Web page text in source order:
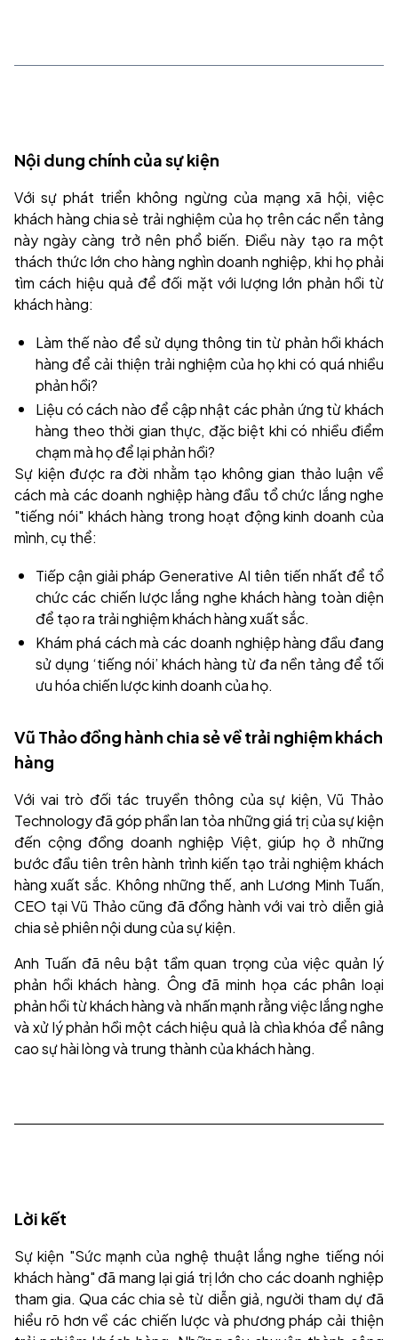
Nội dung chính của sự kiện
Với sự phát triển không ngừng của mạng xã hội, việc
khách hàng chia sẻ trải nghiệm của họ trên các nền tảng
này ngày càng trở nên phổ biến. Điều này tạo ra một
thách thức lớn cho hàng nghìn doanh nghiệp, khi họ phải
tìm cách hiệu quả để đối mặt với lượng lớn phản hồi từ
khách hàng:
Làm thế nào để sử dụng thông tin từ phản hồi khách
hàng để cải thiện trải nghiệm của họ khi có quá nhiều
phản hồi?
Liệu có cách nào để cập nhật các phản ứng từ khách
hàng theo thời gian thực, đặc biệt khi có nhiều điểm
chạm mà họ để lại phản hồi?
Sự kiện được ra đời nhằm tạo không gian thảo luận về
cách mà các doanh nghiệp hàng đầu tổ chức lắng nghe
"tiếng nói" khách hàng trong hoạt động kinh doanh của
mình, cụ thể:
Tiếp cận giải pháp Generative AI tiên tiến nhất để tổ
chức các chiến lược lắng nghe khách hàng toàn diện
để tạo ra trải nghiệm khách hàng xuất sắc.
Khám phá cách mà các doanh nghiệp hàng đầu đang
sử dụng ‘tiếng nói’ khách hàng từ đa nền tảng để tối
ưu hóa chiến lược kinh doanh của họ.
Vũ Thảo đồng hành chia sẻ về trải nghiệm khách
hàng
Với vai trò đối tác truyền thông của sự kiện, Vũ Thảo
Technology đã góp phần lan tỏa những giá trị của sự kiện
đến cộng đồng doanh nghiệp Việt, giúp họ ở những
bước đầu tiên trên hành trình kiến tạo trải nghiệm khách
hàng xuất sắc. Không những thế, anh Lương Minh Tuấn,
CEO tại Vũ Thảo cũng đã đồng hành với vai trò diễn giả
chia sẻ phiên nội dung của sự kiện.
Anh Tuấn đã nêu bật tầm quan trọng của việc quản lý
phản hồi khách hàng. Ông đã minh họa các phân loại
phản hồi từ khách hàng và nhấn mạnh rằng việc lắng nghe
và xử lý phản hồi một cách hiệu quả là chìa khóa để nâng
cao sự hài lòng và trung thành của khách hàng.
Lời kết
Sự kiện "Sức mạnh của nghệ thuật lắng nghe tiếng nói
khách hàng" đã mang lại giá trị lớn cho các doanh nghiệp
tham gia. Qua các chia sẻ từ diễn giả, người tham dự đã
hiểu rõ hơn về các chiến lược và phương pháp cải thiện